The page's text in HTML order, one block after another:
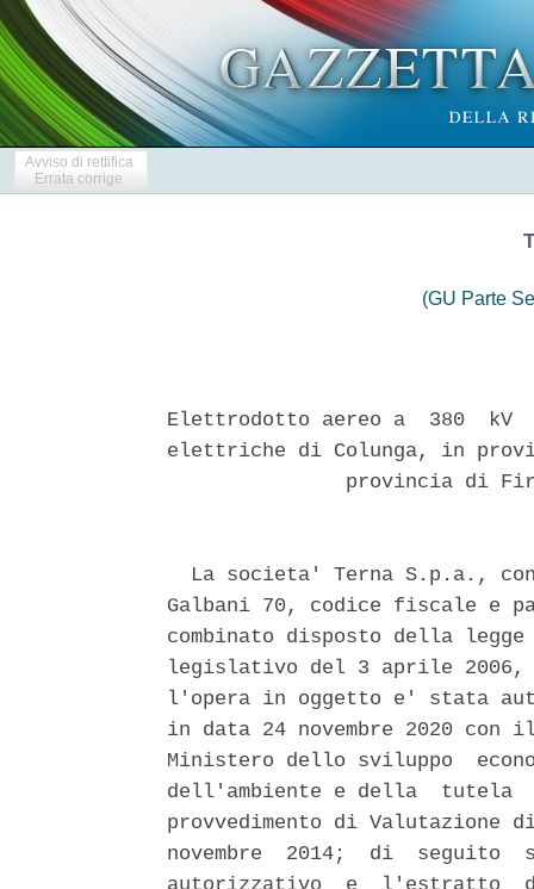
Avviso di rettifica
Errata corrige
(GU Parte